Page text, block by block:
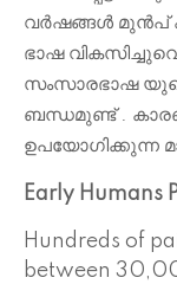
വർഷങ്ങൾ മുൻപ്
ഭാഷ
സംസാരഭാഷ
ബന്ധമുണ്ട് .
ഉപയോഗിക്കുന്ന
Early Humans
Hundreds of
between